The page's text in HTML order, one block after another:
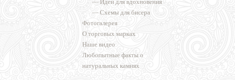
—Идеи для вдохновения
—Схемы для бисера
Фотогалерея
О торговых марках
Наше видео
Любопытные факты о
натуральных камнях